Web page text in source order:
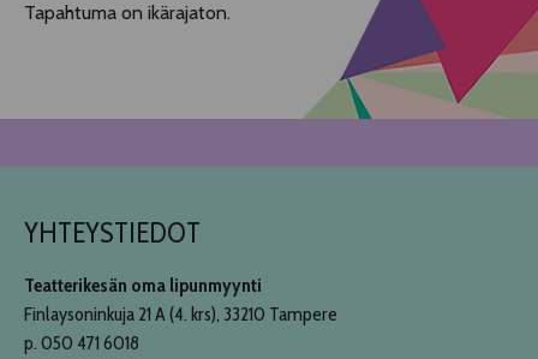
Tapahtuma on ikärajaton.
YHTEYSTIEDOT
Teatterikesän oma lipunmyynti
Finlaysoninkuja 21 A (4. krs), 33210 Tampere
p. 050 471 6018